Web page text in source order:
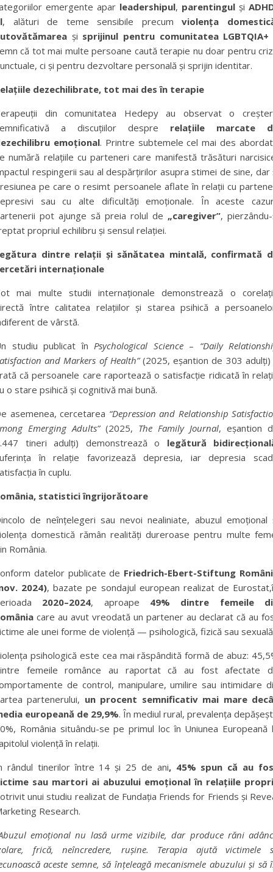
emergente apar leadershipul, parentingul și
, alături de teme sensibile precumviolența
și sprijinul pentru comunitatea LGBTQIA+
că tot mai multe persoane caută terapie nu doar pentru
ci și pentru dezvoltare personală și sprijin identitar.
dezechilibrate, tot mai des în terapie
din comunitatea Hedepy au observat o
a discuțiilor despre relațiile marcate
emoțional. Printre subtemele cel mai des
numără relațiile cu parteneri care manifestă trăsături
respingerii sau al despărțirilor asupra stimei de sine, dar
pe care o resimt persoanele aflate în relații cu
sau cu alte dificultăți emoționale. În aceste
pot ajunge să preia rolul de „caregiver”,
propriul echilibru și sensul relației.
dintre relații și sănătatea mintală, confirmată
internaționale
mai multe studii internaționale demonstrează o
între calitatea relațiilor și starea psihică a
de vârstă.
studiu publicat în Psychological Science– “Daily
and Markers of Health”(2025, eșantion de 303 adulți)
că persoanele care raportează o satisfacție ridicată în
o stare psihică și cognitivă mai bună.
asemenea, cercetarea “Depression and Relationship
Emerging Adults”(2025, The Family Journal, eșantion
tineri adulți) demonstrează o legătură
în relație favorizează depresia, iar depresia
în cuplu.
statistici îngrijorătoare
de neînțelegeri sau nevoi nealiniate, abuzul emoțional
domestică rămân realități dureroase pentru multe
România.
datelor publicate de Friedrich-Ebert-Stiftung
2024), bazate pe sondajul european realizat de
2020–2024, aproape 49% dintre femeile
care au avut vreodată un partener au declarat că au
ale unei forme de violență — psihologică, fizică sau
psihologică este cea mai răspândită formă de abuz:
femeile românce au raportat că au fost afectate
de control, manipulare, umilire sau intimidare
partenerului, un procent semnificativ mai mare
europeană de 29,9%. În mediul rural, prevalența
România situându-se pe primul loc în Uniunea Europeană
violență în relații.
rândul tinerilor între 14 și 25 de ani, 45% spun că au
sau martori ai abuzului emoțional în relațiile
unui studiu realizat de Fundația Friends for Friends și
Research.
emoțional nu lasă urme vizibile, dar produce răni
frică, neîncredere, rușine. Terapia ajută victimele
aceste semne, să înțeleagă mecanismele abuzului și să